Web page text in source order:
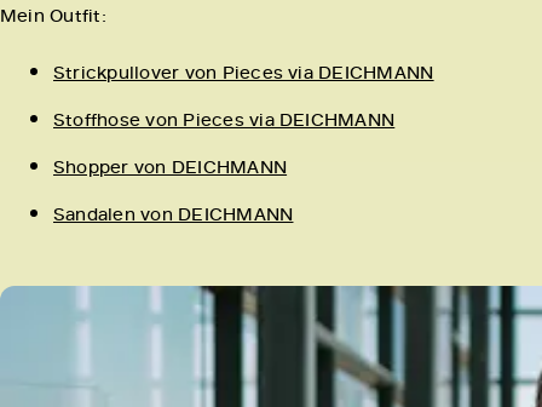
Mein Outfit:
Strickpullover von Pieces via DEICHMANN
Stoffhose von Pieces via DEICHMANN
Shopper von DEICHMANN
Sandalen von DEICHMANN